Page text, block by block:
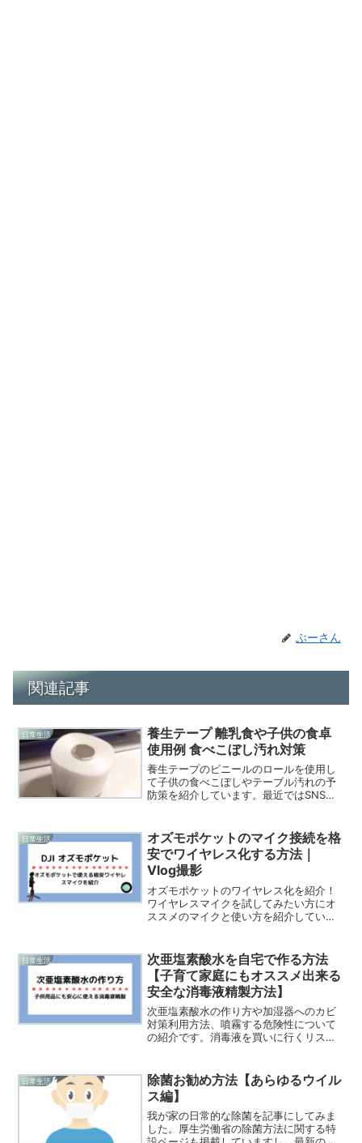
ぶーさん
関連記事
日常生活
養生テープ 離乳食や子供の食卓
使用例 食べこぼし汚れ対策
養生テープのビニールのロールを使用し
て子供の食べこぼしやテーブル汚れの予
防策を紹介しています。最近ではSNSで
を！
日常生活
オズモポケットのマイク接続を格
安でワイヤレス化する方法｜
Vlog撮影
オズモポケットのワイヤレス化を紹介！
ワイヤレスマイクを試してみたい方にオ
ススメのマイクと使い方を紹介していま
日常生活
次亜塩素酸水を自宅で作る方法
【子育て家庭にもオススメ出来る
安全な消毒液精製方法】
次亜塩素酸水の作り方や加湿器へのカビ
対策利用方法、噴霧する危険性について
の紹介です。消毒液を買いに行くリスク
は小さな子供のおもちゃなどあらゆるも
のに使用しやすい消毒液です。
日常生活
除菌お勧め方法【あらゆるウイル
ス編】
我が家の日常的な除菌を記事にしてみま
した。厚生労働省の除菌方法に関する特